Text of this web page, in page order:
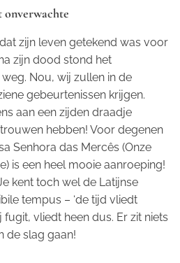
onverwachte
zijn leven getekend was voor
zijn dood stond het
Nou, wij zullen in de
gebeurtenissen krijgen.
aan een zijden draadje
hebben! Voor degenen
Senhora das Mercês (Onze
is een heel mooie aanroeping!
kent toch wel de Latijnse
tempus – ‘de tijd vliedt
fugit, vliedt heen dus. Er zit niets
de slag gaan!